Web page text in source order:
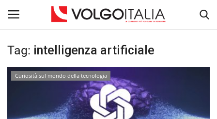
Accedi Registra
La Community
Tag: intelligenza artificiale
Curiosità sul mondo della tecnologia